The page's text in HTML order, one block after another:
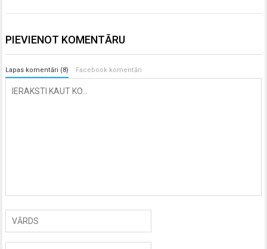
PIEVIENOT KOMENTĀRU
Lapas komentāri (8) Facebook komentāri